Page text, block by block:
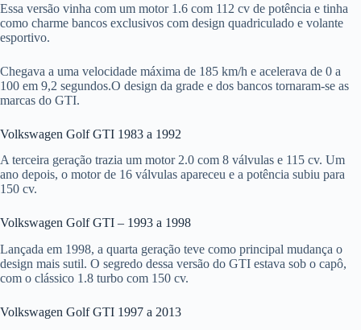
Essa versão vinha com um motor 1.6 com 112 cv de potência e tinha
como charme bancos exclusivos com design quadriculado e volante
esportivo.
Chegava a uma velocidade máxima de 185 km/h e acelerava de 0 a
100 em 9,2 segundos.O design da grade e dos bancos tornaram-se as
marcas do GTI.
Volkswagen Golf GTI 1983 a 1992
A terceira geração trazia um motor 2.0 com 8 válvulas e 115 cv. Um
ano depois, o motor de 16 válvulas apareceu e a potência subiu para
150 cv.
Volkswagen Golf GTI – 1993 a 1998
Lançada em 1998, a quarta geração teve como principal mudança o
design mais sutil. O segredo dessa versão do GTI estava sob o capô,
com o clássico 1.8 turbo com 150 cv.
Volkswagen Golf GTI 1997 a 2013